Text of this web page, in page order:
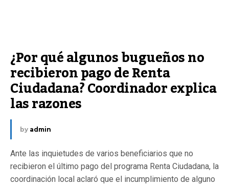
¿Por qué algunos bugueños no
recibieron pago de Renta
Ciudadana? Coordinador explica
las razones
by admin
Ante las inquietudes de varios beneficiarios que no
recibieron el último pago del programa Renta Ciudadana, la
coordinación local aclaró que el incumplimiento de alguno